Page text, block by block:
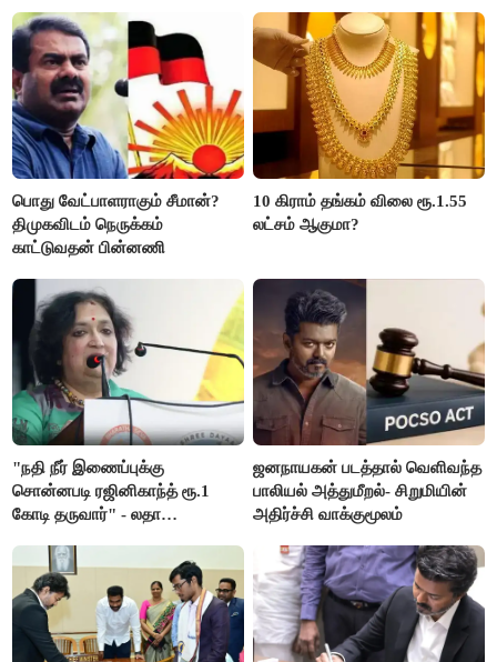
பொது வேட்பாளராகும் சீமான்?
திமுகவிடம் நெருக்கம்
காட்டுவதன் பின்னணி
10 கிராம் தங்கம் விலை ரூ.1.55
லட்சம் ஆகுமா?
"நதி நீர் இணைப்புக்கு
சொன்னபடி ரஜினிகாந்த் ரூ.1
கோடி தருவார்" - லதா
ஜனநாயகன் படத்தால் வெளிவந்த
பாலியல் அத்துமீறல்- சிறுமியின்
அதிர்ச்சி வாக்குமூலம்